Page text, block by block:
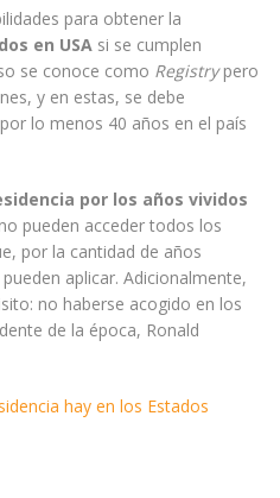
para obtener la
en USA si se cumplen
se conoce como Registrypero
y en estas, se debe
lo menos 40 años en el país
por los años vividos
pueden acceder todos los
por la cantidad de años
aplicar. Adicionalmente,
no haberse acogido en los
de la época, Ronald
hay en los Estados